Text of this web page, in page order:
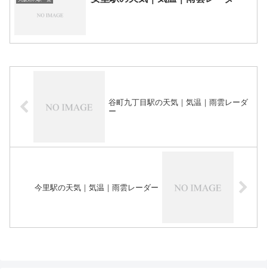
谷町九丁目駅の天気｜気温｜雨雲レーダ
ー
今里駅の天気｜気温｜雨雲レーダー